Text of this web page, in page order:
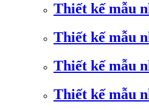
Thiết kế mẫu
Thiết kế mẫu
Thiết kế mẫu
Thiết kế mẫu